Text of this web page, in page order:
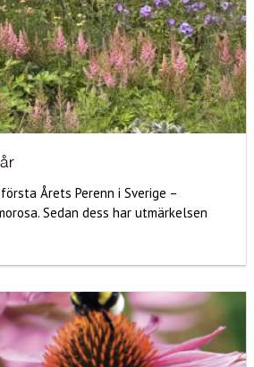
Årets Perenn i Sverige –
Sedan dess har utmärkelsen